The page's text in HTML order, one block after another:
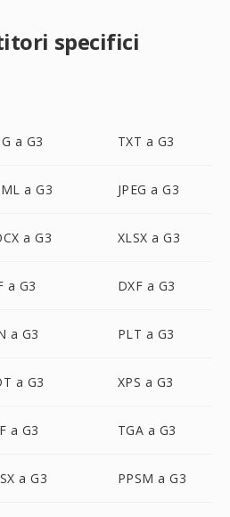
specifici
a G3 TXT a G3
a G3 JPEG a G3
a G3 XLSX a G3
a G3 DXF a G3
a G3 PLT a G3
a G3 XPS a G3
a G3 TGA a G3
a G3 PPSM a G3